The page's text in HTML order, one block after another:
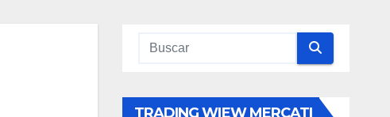
TRADING WIEW MERCATI